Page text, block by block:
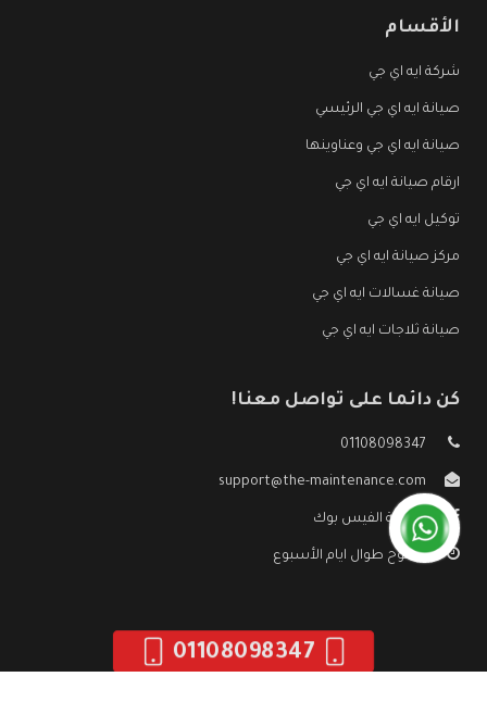
الأقسام
شركة ايه اي جي
صيانة ايه اي جي الرئيسي
صيانة ايه اي جي وعناوينها
ارقام صيانة ايه اي جي
توكيل ايه اي جي
مركز صيانة ايه اي جي
صيانة غسالات ايه اي جي
صيانة ثلاجات ايه اي جي
كن دائما على تواصل معنا!
01108098347
support@the-maintenance.com
صفحة الفيس بوك
مفتوح طوال ايام الأسبوع
01108098347